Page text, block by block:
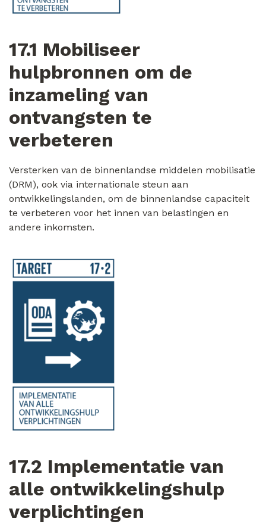
17.1 Mobiliseer
hulpbronnen om de
inzameling van
ontvangsten te
verbeteren
Versterken van de binnenlandse middelen mobilisatie
(DRM), ook via internationale steun aan
ontwikkelingslanden, om de binnenlandse capaciteit
te verbeteren voor het innen van belastingen en
andere inkomsten.
17.2 Implementatie van
alle ontwikkelingshulp
verplichtingen